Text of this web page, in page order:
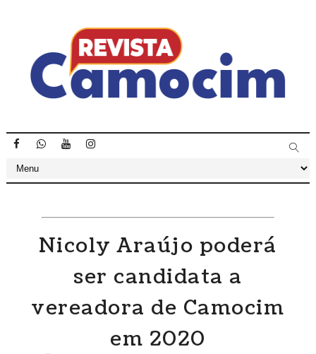
Nicoly Araújo poderá
ser candidata a
vereadora de Camocim
em 2020